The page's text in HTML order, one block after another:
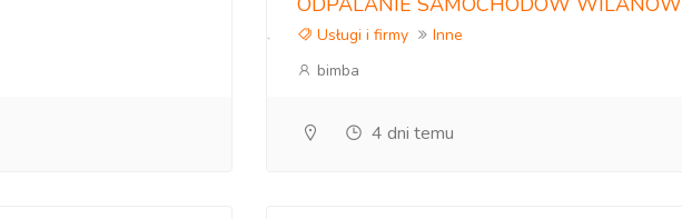
Usługi i firmy
Inne
bimba
4 dni temu